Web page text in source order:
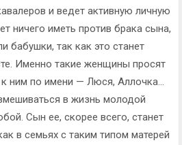
и ведет активную личную
ничего иметь против брака сына,
бабушки, так как это станет
Именно такие женщины просят
ним по имени — Люся, Аллочка…
в жизнь молодой
Сын ее, скорее всего, станет
в семьях с таким типом матерей